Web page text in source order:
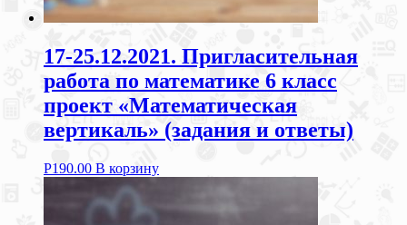
17-25.12.2021. Пригласительная
работа по математике 6 класс
проект «Математическая
вертикаль» (задания и ответы)
Р190.00 В корзину